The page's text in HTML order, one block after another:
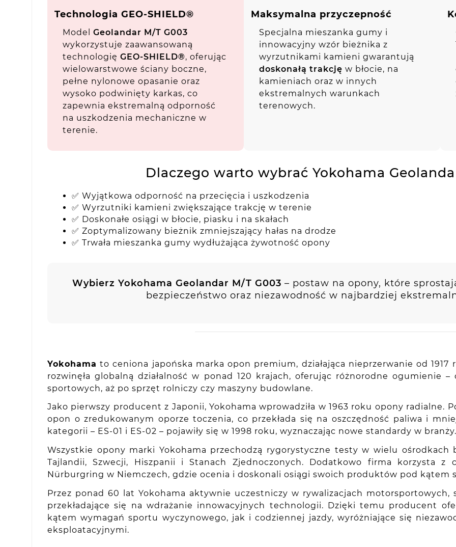
Technologia GEO-SHIELD®
Model Geolandar M/T G003
wykorzystuje zaawansowaną
technologię GEO-SHIELD®, oferując
wielowarstwowe ściany boczne,
pełne nylonowe opasanie oraz
wysoko podwinięty karkas, co
zapewnia ekstremalną odporność
na uszkodzenia mechaniczne w
terenie.
Maksymalna przyczepność
Specjalna mieszanka gumy i
innowacyjny wzór bieżnika z
wyrzutnikami kamieni gwarantują
doskonałą trakcję w błocie, na
kamieniach oraz w innych
ekstremalnych warunkach
terenowych.
Dlaczego warto wybrać Yokohama
✅ Wyjątkowa odporność na przecięcia i uszkodzenia
✅ Wyrzutniki kamieni zwiększające trakcję w terenie
✅ Doskonałe osiągi w błocie, piasku i na skałach
✅ Zoptymalizowany bieżnik zmniejszający hałas na drodze
✅ Trwała mieszanka gumy wydłużająca żywotność opony
Wybierz Yokohama Geolandar M/T G003 – postaw na opony, które
bezpieczeństwo oraz niezawodność w najbardziej
Yokohama to ceniona japońska marka opon premium, działająca nieprzerwanie od
rozwinęła globalną działalność w ponad 120 krajach, oferując różnorodne ogumienie
sportowych, aż po sprzęt rolniczy czy maszyny budowlane.
Jako pierwszy producent z Japonii, Yokohama wprowadziła w 1963 roku opony radialne.
opon o zredukowanym oporze toczenia, co przekłada się na oszczędność paliwa i
kategorii – ES-01 i ES-02 – pojawiły się w 1998 roku, wyznaczając nowe standardy w branży.
Wszystkie opony marki Yokohama przechodzą rygorystyczne testy w wielu ośrodkach
Tajlandii, Szwecji, Hiszpanii i Stanach Zjednoczonych. Dodatkowo firma korzysta
Nürburgring w Niemczech, gdzie ocenia i doskonali osiągi swoich produktów pod kątem
Przez ponad 60 lat Yokohama aktywnie uczestniczy w rywalizacjach motorsportowych,
przekładające się na wdrażanie innowacyjnych technologii. Dzięki temu producent
kątem wymagań sportu wyczynowego, jak i codziennej jazdy, wyróżniające się
eksploatacyjnymi.